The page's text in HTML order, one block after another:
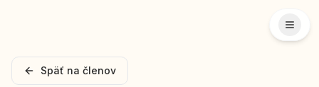
Späť na členov